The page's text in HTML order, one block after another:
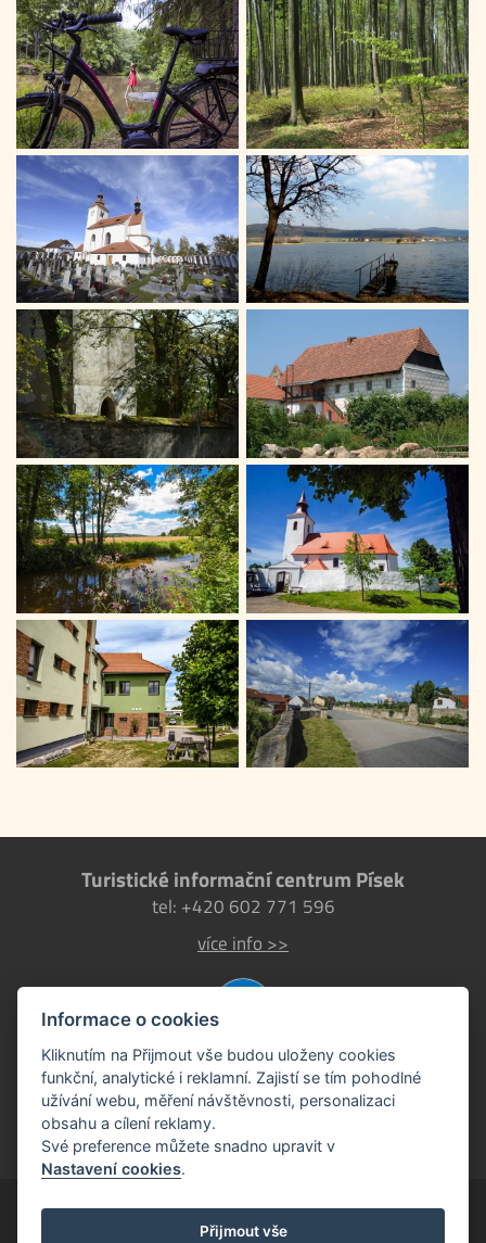
Turistické informační centrum Písek
tel: +420 602 771 596
více info >>
Písek EU
Informace o cookies
Kliknutím na Přijmout vše budou uloženy cookies
funkční, analytické i reklamní. Zajistí se tím pohodlné
užívání webu, měření návštěvnosti, personalizaci
obsahu a cílení reklamy.
Své preference můžete snadno upravit v
Nastavení cookies.
Přijmout vše